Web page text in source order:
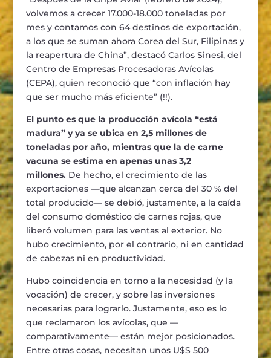
volvemos a crecer 17.000-18.000 toneladas por
mes y contamos con 64 destinos de exportación,
a los que se suman ahora Corea del Sur, Filipinas y
la reapertura de China”, destacó Carlos Sinesi, del
Centro de Empresas Procesadoras Avícolas
(CEPA), quien reconoció que “con inflación hay
que ser mucho más eficiente” (!!).
El punto es que la producción avícola “está
madura” y ya se ubica en 2,5 millones de
toneladas por año, mientras que la de carne
vacuna se estima en apenas unas 3,2
millones.De hecho, el crecimiento de las
exportaciones —que alcanzan cerca del 30 % del
total producido— se debió, justamente, a la caída
del consumo doméstico de carnes rojas, que
liberó volumen para las ventas al exterior. No
hubo crecimiento, por el contrario, ni en cantidad
de cabezas ni en productividad.
Hubo coincidencia en torno a la necesidad (y la
vocación) de crecer, y sobre las inversiones
necesarias para lograrlo. Justamente, eso es lo
que reclamaron los avícolas, que —
comparativamente— están mejor posicionados.
Entre otras cosas, necesitan unos U$S 500